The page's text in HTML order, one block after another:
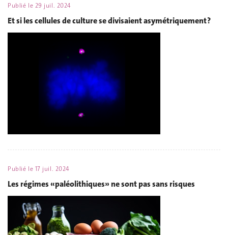
Publié le 29 juil. 2024
Et si les cellules de culture se divisaient asymétriquement ?
Publié le 17 juil. 2024
Les régimes «paléolithiques» ne sont pas sans risques